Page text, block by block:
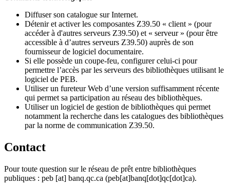
Diffuser son catalogue sur Internet.
Détenir et activer les composantes Z39.50 « client » (pour
accéder à d'autres serveurs Z39.50) et « serveur » (pour être
accessible à d’autres serveurs Z39.50) auprès de son
fournisseur de logiciel documentaire.
Si elle possède un coupe-feu, configurer celui-ci pour
permettre l’accès par les serveurs des bibliothèques utilisant le
logiciel de PEB.
Utiliser un fureteur Web d’une version suffisamment récente
qui permet sa participation au réseau des bibliothèques.
Utiliser un logiciel de gestion de bibliothèques qui permet
notamment la recherche dans les catalogues des bibliothèques
par la norme de communication Z39.50.
Contact
Pour toute question sur le réseau de prêt entre bibliothèques
publiques : peb [at] banq.qc.ca (peb[at]banq[dot]qc[dot]ca).